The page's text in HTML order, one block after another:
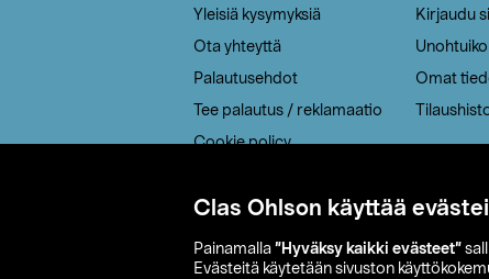
Clas Ohlson käyttää
Painamalla ”Hyväksy kaikki evästeet”
Evästeitä käytetään sivuston
Yleisiä kysymyksiä
Ota yhteyttä
Palautusehdot
Tee palautus / reklamaatio
Cookie policy
Saavutettavuus
Kirjaudu
Omat